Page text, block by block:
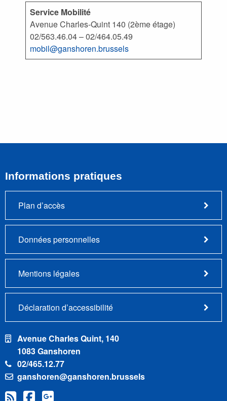
Service Mobilité
Avenue Charles-Quint 140 (2ème étage)
02/563.46.04 – 02/464.05.49
mobil@ganshoren.brussels
Informations pratiques
Plan d’accès
Données personnelles
Mentions légales
Déclaration d’accessibilité
Avenue Charles Quint, 140
1083 Ganshoren
02/465.12.77
ganshoren@ganshoren.brussels